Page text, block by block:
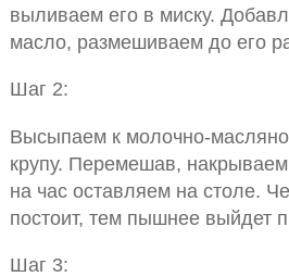
выливаем его в миску.
масло, размешиваем до его
Шаг 2:
Высыпаем к молочно-
крупу. Перемешав,
на час оставляем на столе.
постоит, тем пышнее выйдет
Шаг 3: